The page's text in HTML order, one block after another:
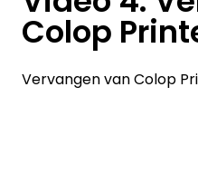
Colop
Vervangen van Colop